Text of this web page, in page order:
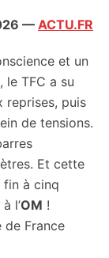
— ACTU.FR
et un
le TFC a su
reprises, puis
de tensions.
Et cette
fin à cinq
l’OM !
de France